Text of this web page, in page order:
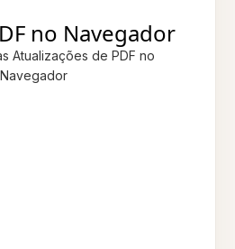
no Navegador
Atualizações de PDF no
Navegador